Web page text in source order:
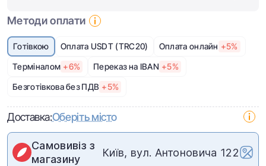
Методи оплати
Готівкою Оплата USDT (TRC20) Оплата онлайн +5%
Терміналом +6% Переказ на IBAN +5%
Безготівкова без ПДВ +5%
Доставка:Оберіть місто
Самовивіз з
магазину
Київ, вул. Антоновича 122